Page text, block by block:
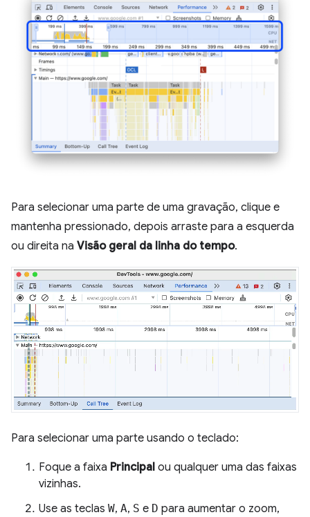
Para selecionar uma parte de uma gravação, clique e
mantenha pressionado, depois arraste para a esquerda
ou direita na Visão geral da linha do tempo.
Para selecionar uma parte usando o teclado:
Foque a faixa Principal ou qualquer uma das faixas
vizinhas.
Use as teclas W, A, S e D para aumentar o zoom,